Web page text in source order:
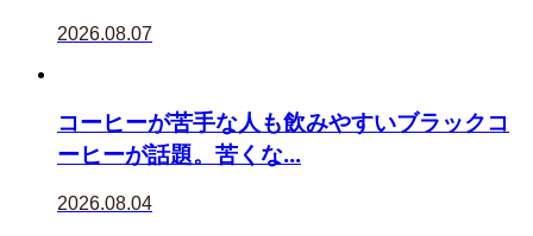
2026.08.07
コーヒーが苦手な人も飲みやすいブラックコ
ーヒーが話題。苦くな...
2026.08.04